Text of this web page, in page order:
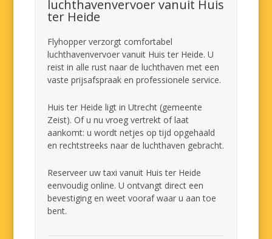
luchthavenvervoer vanuit Huis
ter Heide
Flyhopper verzorgt comfortabel
luchthavenvervoer vanuit Huis ter Heide. U
reist in alle rust naar de luchthaven met een
vaste prijsafspraak en professionele service.
Huis ter Heide ligt in Utrecht (gemeente
Zeist). Of u nu vroeg vertrekt of laat
aankomt: u wordt netjes op tijd opgehaald
en rechtstreeks naar de luchthaven gebracht.
Reserveer uw taxi vanuit Huis ter Heide
eenvoudig online. U ontvangt direct een
bevestiging en weet vooraf waar u aan toe
bent.